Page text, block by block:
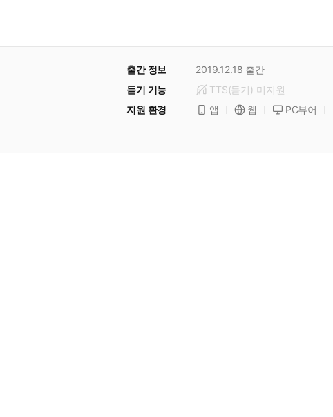
출간 정보 2019.12.18 출간
듣기 기능
TTS(듣기) 미지원
지원 환경
앱 웹 PC뷰어